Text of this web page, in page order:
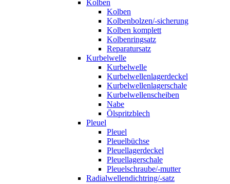
Kolben
Kolben
Kolbenbolzen/-sicherung
Kolben komplett
Kolbenringsatz
Reparatursatz
Kurbelwelle
Kurbelwelle
Kurbelwellenlagerdeckel
Kurbelwellenlagerschale
Kurbelwellenscheiben
Nabe
Ölspritzblech
Pleuel
Pleuel
Pleuelbüchse
Pleuellagerdeckel
Pleuellagerschale
Pleuelschraube/-mutter
Radialwellendichtring/-satz